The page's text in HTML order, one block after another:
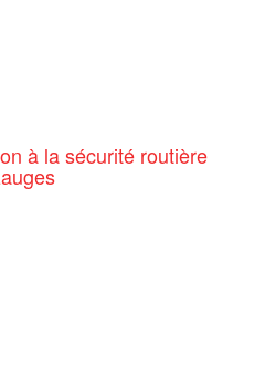
à la sécurité routière